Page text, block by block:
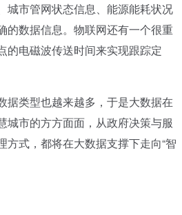
城市管网状态信息、能源能耗状况
的数据信息。物联网还有一个很重
的电磁波传送时间来实现跟踪定
类型也越来越多，于是大数据在
城市的方方面面，从政府决策与服
式，都将在大数据支撑下走向“智